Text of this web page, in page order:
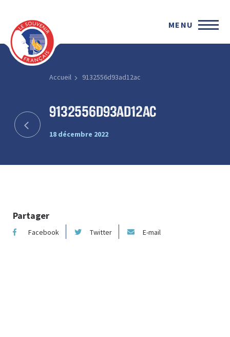
MENU
Accueil 9132556d93ad12ac
9132556d93ad12ac
18 décembre 2022
Partager
Facebook Twitter E-mail